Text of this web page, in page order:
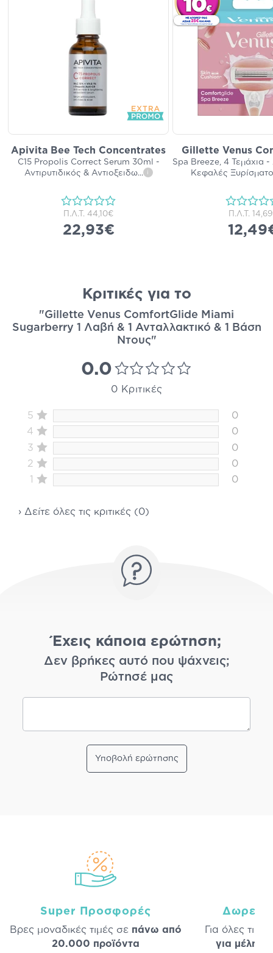
Apivita Bee Tech Concentrates
C15 Propolis Correct Serum 30ml -
Αντιρυτιδικός & Αντιοξειδω... i
Π.Λ.Τ. 44,10€
22,93€
Gillette Venus
Spa Breeze, 4 Τεμάχια -
Κεφαλές
Π.Λ.Τ.
Κριτικές για το
"Gillette Venus ComfortGlide Miami
Sugarberry 1 Λαβή & 1 Ανταλλακτικό & 1 Βάση
Ντους"
0.0
0 Κριτικές
5
0
4
0
3
0
2
0
1
0
› Δείτε όλες τις κριτικές (0)
Έχεις κάποια ερώτηση;
Δεν βρήκες αυτό που ψάχνεις;
Ρώτησέ μας
Υποβολή ερώτησης
Super Προσφορές
Βρες μοναδικές τιμές σε πάνω από
20.000 προϊόντα
Δωρεάν
Για όλες τις
για μέλη